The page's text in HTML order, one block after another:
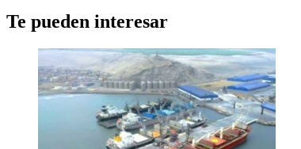
Te pueden interesar